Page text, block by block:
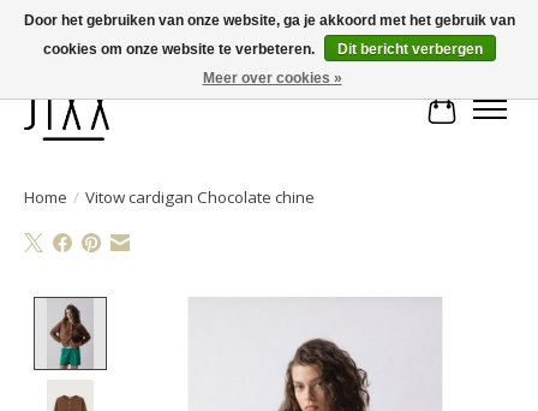
Voor 14.00 uur besteld, vandaag verstuurd | Gratis verzending vanaf € 75
Home / Vitow cardigan Chocolate chine
Door het gebruiken van onze website, ga je akkoord met het gebruik van
cookies om onze website te verbeteren.
Dit bericht verbergen
Meer over cookies »